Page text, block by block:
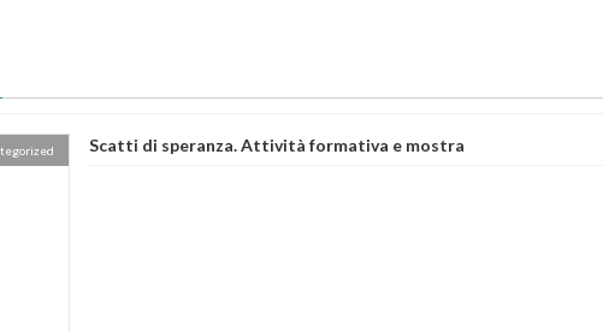
Scatti di speranza. Attività formativa e mostra